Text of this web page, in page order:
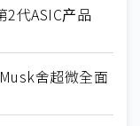
代ASIC产品
舍超微全面